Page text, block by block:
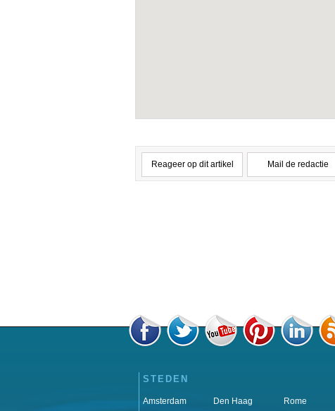
Reageer op dit artikel Mail de redactie
STEDEN
Amsterdam
Den Haag
Rome